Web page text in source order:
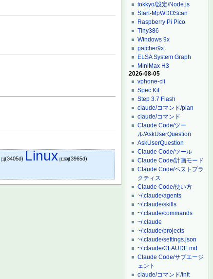
[1](3405d) Linux [1169](3965d)
tokkyo/設定/Node.js
Start-MpWDOScan
Raspberry Pi Pico
Tiny386
Windows 9x
patcher9x
ELSA System Graph
MiniMax H3
2026-08-05
vphone-cli
Spec Kit
Step 3.7 Flash
claude/コマンド/plan
claude/コマンド
Claude Code/ツー
ル/AskUserQuestion
AskUserQuestion
Claude Code/ツール
Claude Code/計画モード
Claude Code/ベストプラ
クティス
Claude Code/使い方
~/.claude/agents
~/.claude/skills
~/.claude/commands
~/.claude
~/.claude/projects
~/.claude/settings.json
~/.claude/CLAUDE.md
Claude Code/サブエージ
ェント
claude/コマンド/init